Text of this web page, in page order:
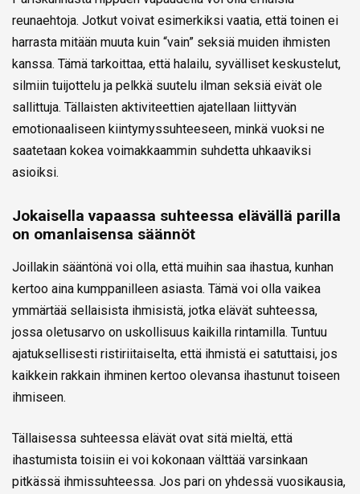
reunaehtoja. Jotkut voivat esimerkiksi vaatia, että toinen ei
harrasta mitään muuta kuin “vain” seksiä muiden ihmisten
kanssa. Tämä tarkoittaa, että halailu, syvälliset keskustelut,
silmiin tuijottelu ja pelkkä suutelu ilman seksiä eivät ole
sallittuja. Tällaisten aktiviteettien ajatellaan liittyvän
emotionaaliseen kiintymyssuhteeseen, minkä vuoksi ne
saatetaan kokea voimakkaammin suhdetta uhkaaviksi
asioiksi.
Jokaisella vapaassa suhteessa elävällä parilla
on omanlaisensa säännöt
Joillakin sääntönä voi olla, että muihin saa ihastua, kunhan
kertoo aina kumppanilleen asiasta. Tämä voi olla vaikea
ymmärtää sellaisista ihmisistä, jotka elävät suhteessa,
jossa oletusarvo on uskollisuus kaikilla rintamilla. Tuntuu
ajatuksellisesti ristiriitaiselta, että ihmistä ei satuttaisi, jos
kaikkein rakkain ihminen kertoo olevansa ihastunut toiseen
ihmiseen.
Tällaisessa suhteessa elävät ovat sitä mieltä, että
ihastumista toisiin ei voi kokonaan välttää varsinkaan
pitkässä ihmissuhteessa. Jos pari on yhdessä vuosikausia,